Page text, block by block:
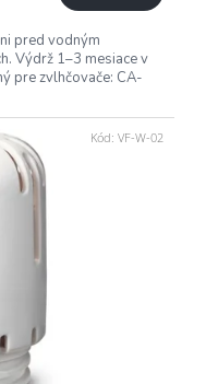
pred vodným
Výdrž 1–3 mesiace v
pre zvlhčovače: CA-
Kód: VF-W-02